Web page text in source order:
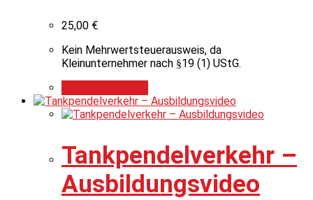
25,00 €
Kein Mehrwertsteuerausweis, da
Kleinunternehmer nach §19 (1) UStG.
Tankpendelverkehr –
Ausbildungsvideo